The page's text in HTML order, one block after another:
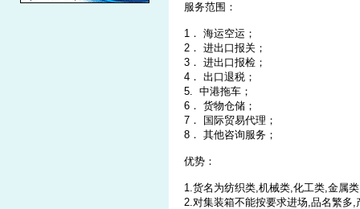
服务范围：
1． 海运空运；
2． 进出口报关；
3． 进出口报检；
4． 出口退税；
5. 中港拖车；
6． 货物仓储；
7． 国际贸易代理；
8． 其他咨询服务；
优势：
1.货名为纺织类,机械类,化工类,金属
2.对集装箱不能按要求进场,品名繁多